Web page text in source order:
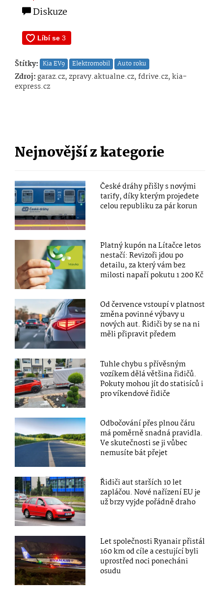
Diskuze
Štítky: Kia EV9 Elektromobil Auto roku
Zdroj: garaz.cz, zpravy.aktualne.cz, fdrive.cz, kia-
express.cz
Nejnovější z kategorie
České dráhy přišly s novými
tarify, díky kterým projedete
celou republiku za pár korun
Platný kupón na Lítačce letos
nestačí: Revizoři jdou po
detailu, za který vám bez
milosti napaří pokutu 1 200 Kč
Od července vstoupí v platnost
změna povinné výbavy u
nových aut. Řidiči by se na ni
měli připravit předem
Tuhle chybu s přívěsným
vozíkem dělá většina řidičů.
Pokuty mohou jít do statisíců i
pro víkendové řidiče
Odbočování přes plnou čáru
má poměrně snadná pravidla.
Ve skutečnosti se ji vůbec
nemusíte bát přejet
Řidiči aut starších 10 let
zapláčou. Nové nařízení EU je
už brzy vyjde pořádně draho
Let společnosti Ryanair přistál
160 km od cíle a cestující byli
uprostřed noci ponecháni
osudu